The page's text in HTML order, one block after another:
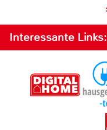
Interessante Links: